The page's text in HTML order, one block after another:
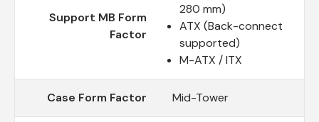
Support MB Form
Factor
280 mm)
ATX (Back-connect
supported)
M-ATX / ITX
Case Form Factor Mid-Tower